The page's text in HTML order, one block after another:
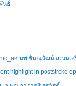
นธ์
ผศ.นพ.ชินณุวัฒน์ สงวนเส
highlight in poststroke